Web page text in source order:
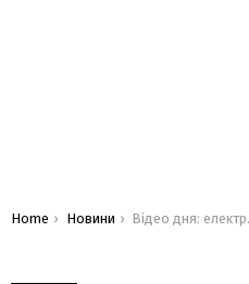
You are here:
Home Новини Відео дня: електричний пікап Tesla Cybertruck помітили на звичайній дорозі